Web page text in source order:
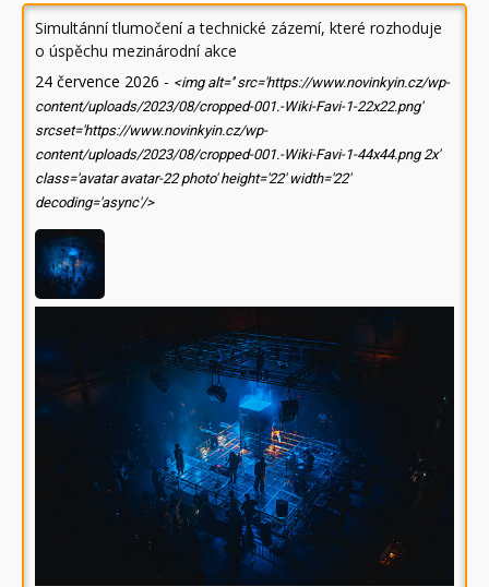
Simultánní tlumočení a technické zázemí, které rozhoduje
o úspěchu mezinárodní akce
24 července 2026 - <img alt='' src='https://www.novinkyin.cz/wp-
content/uploads/2023/08/cropped-001.-Wiki-Favi-1-22x22.png'
srcset='https://www.novinkyin.cz/wp-
content/uploads/2023/08/cropped-001.-Wiki-Favi-1-44x44.png 2x'
class='avatar avatar-22 photo' height='22' width='22'
decoding='async'/>